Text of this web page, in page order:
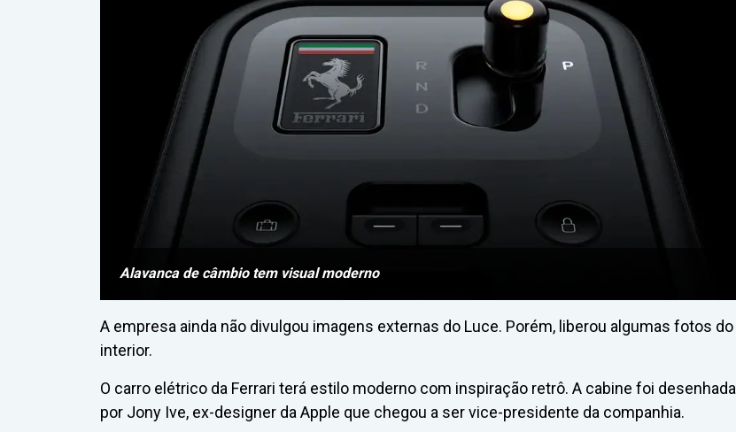
Alavanca de câmbio tem visual moderno
A empresa ainda não divulgou imagens externas do Luce. Porém, liberou algumas fotos do
interior.
O carro elétrico da Ferrari terá estilo moderno com inspiração retrô. A cabine foi desenhada
por Jony Ive, ex-designer da Apple que chegou a ser vice-presidente da companhia.